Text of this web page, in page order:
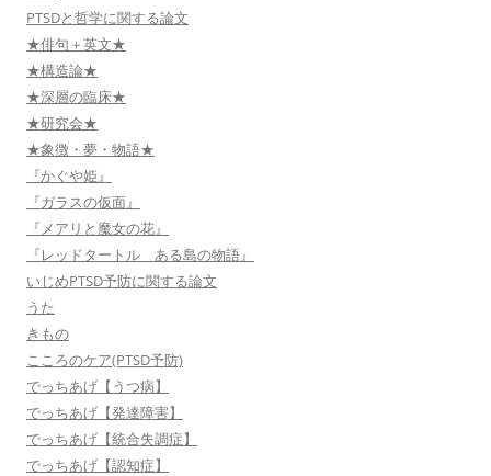
PTSDと哲学に関する論文
★俳句＋英文★
★構造論★
★深層の臨床★
★研究会★
★象徴・夢・物語★
『かぐや姫』
『ガラスの仮面』
『メアリと魔女の花』
『レッドタートル ある島の物語』
いじめPTSD予防に関する論文
うた
きもの
こころのケア(PTSD予防)
でっちあげ【うつ病】
でっちあげ【発達障害】
でっちあげ【統合失調症】
でっちあげ【認知症】